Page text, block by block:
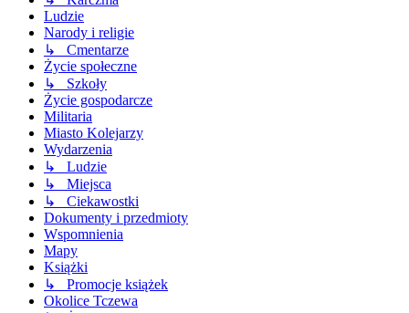
Ludzie
Narody i religie
↳ Cmentarze
Życie społeczne
↳ Szkoły
Życie gospodarcze
Militaria
Miasto Kolejarzy
Wydarzenia
↳ Ludzie
↳ Miejsca
↳ Ciekawostki
Dokumenty i przedmioty
Wspomnienia
Mapy
Książki
↳ Promocje książek
Okolice Tczewa